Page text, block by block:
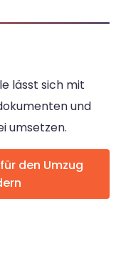
lässt sich mit
und
umsetzen.
den Umzug